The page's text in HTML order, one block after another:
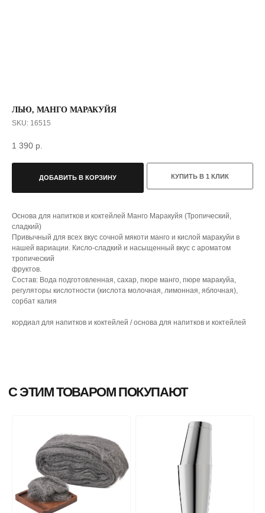
ЛЬЮ, МАНГО МАРАКУЙЯ
SKU: 16515
1 390 р.
ДОБАВИТЬ В КОРЗИНУ КУПИТЬ В 1 КЛИК
Основа для напитков и коктейлей Манго Маракуйя (Тропический,
сладкий)
Привычный для всех вкус сочной мякоти манго и кислой маракуйи в
нашей вариации. Кисло-сладкий и насыщенный вкус с ароматом
тропический
фруктов.
Состав: Вода подготовленная, сахар, пюре манго, пюре маракуйа,
регуляторы кислотности (кислота молочная, лимонная, яблочная),
сорбат калия
кордиал для напитков и коктейлей / основа для напитков и коктейлей